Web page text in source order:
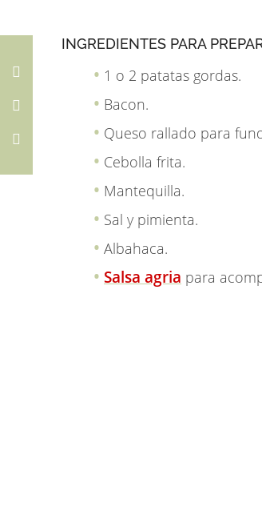
INGREDIENTES PARA
1 o 2 patatas gordas.
Bacon.
Queso rallado para
Cebolla frita.
Mantequilla.
Sal y pimienta.
Albahaca.
Salsa agria para